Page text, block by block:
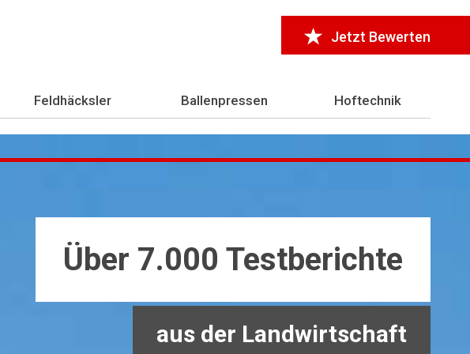
Jetzt Bewerten
Feldhäcksler Ballenpressen Hoftechnik
Über 7.000 Testberichte
aus der Landwirtschaft